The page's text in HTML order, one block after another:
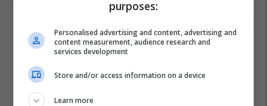
Ndërkombëtare
1
purposes:
Personalised advertising and content, advertising and
content measurement, audience research and
services development
Store and/or access information on a device
Learn more